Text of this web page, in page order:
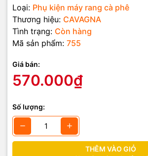
Loại: Phụ kiện máy rang cà phê
Thương hiệu: CAVAGNA
Tình trạng: Còn hàng
Mã sản phẩm: 755
Giá bán:
570.000₫
Số lượng:
THÊM VÀO GIỎ